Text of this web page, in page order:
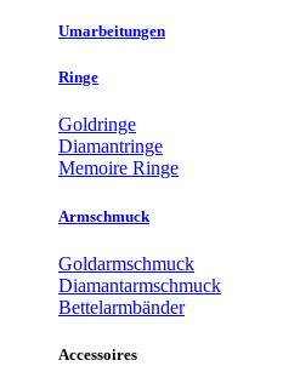
Umarbeitungen
Ringe
Goldringe
Diamantringe
Memoire Ringe
Armschmuck
Goldarmschmuck
Diamantarmschmuck
Bettelarmbänder
Accessoires